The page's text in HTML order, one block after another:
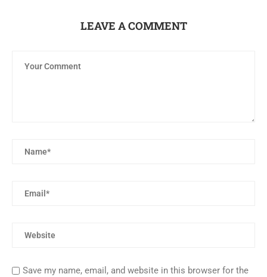
LEAVE A COMMENT
Save my name, email, and website in this browser for the